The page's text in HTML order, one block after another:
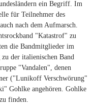
ein Begriff. Im
für Teilnehmer des
nach dem Aufmarsch.
"Katastrof" zu
die Bandmitglieder im
der italienischen Band
"Vandalen", denen
("Lunikoff Verschwörung"
Gohlke angehören. Gohlke
finden.